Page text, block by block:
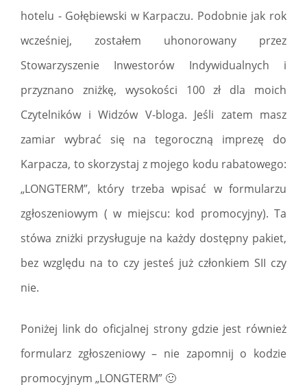
hotelu - Gołębiewski w Karpaczu. Podobnie jak rok
wcześniej, zostałem uhonorowany przez
Stowarzyszenie Inwestorów Indywidualnych i
przyznano zniżkę, wysokości 100 zł dla moich
Czytelników i Widzów V-bloga. Jeśli zatem masz
zamiar wybrać się na tegoroczną imprezę do
Karpacza, to skorzystaj z mojego kodu rabatowego:
„LONGTERM”, który trzeba wpisać w formularzu
zgłoszeniowym ( w miejscu: kod promocyjny). Ta
stówa zniżki przysługuje na każdy dostępny pakiet,
bez względu na to czy jesteś już członkiem SII czy
nie.
Poniżej link do oficjalnej strony gdzie jest również
formularz zgłoszeniowy – nie zapomnij o kodzie
promocyjnym „LONGTERM” 🙂